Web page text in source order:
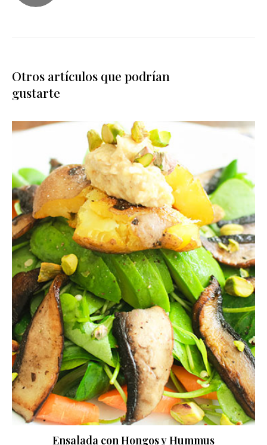
Otros artículos que podrían
gustarte
Ensalada con Hongos y Hummus